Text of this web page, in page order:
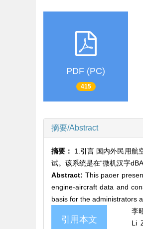
PDF (PC)
415
摘要/Abstract
摘要： 1.引言 国内外民用航
试。该系统是在“微机汉字
Abstract: This paoer
engine-aircraft data and
basis for the administrators
引用本文
李
Li